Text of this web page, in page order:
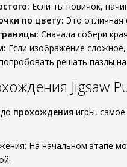
Если ты новичок,
по цвету: Это отличная
Сначала собери
Если изображение
решать пазлы
Jigsaw
прохождения игры,
На начальном этапе